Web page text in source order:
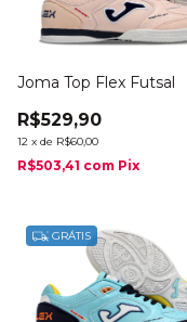
Joma Top Flex Futsal
R$529,90
12 x de R$60,00
R$503,41 com Pix
GRÁTIS